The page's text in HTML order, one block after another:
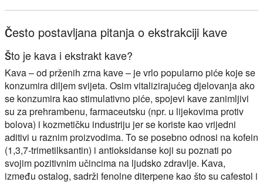
Često postavljana pitanja o ekstrakciji kave
Što je kava i ekstrakt kave?
Kava – od prženih zrna kave – je vrlo popularno piće koje se
konzumira diljem svijeta. Osim vitalizirajućeg djelovanja ako
se konzumira kao stimulativno piće, spojevi kave zanimljivi
su za prehrambenu, farmaceutsku (npr. u lijekovima protiv
bolova) i kozmetičku industriju jer se koriste kao vrijedni
aditivi u raznim proizvodima. To se posebno odnosi na kofein
(1,3,7-trimetilksantin) i antioksidanse koji su poznati po
svojim pozitivnim učincima na ljudsko zdravlje. Kava,
između ostalog, sadrži fenolne diterpene kao što su cafestol i